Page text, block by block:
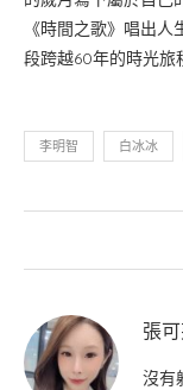
《時間之歌》唱出
段跨越60年的時光旅
李明智 白冰冰
張
沒有